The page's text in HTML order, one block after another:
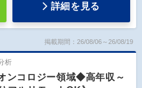
詳細を見る
掲載期間：26/08/06～26/08/19
析
ンコロジー領域◆高年収～